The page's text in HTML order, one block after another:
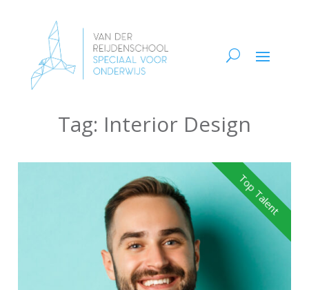
Tag: Interior Design
Top Talent